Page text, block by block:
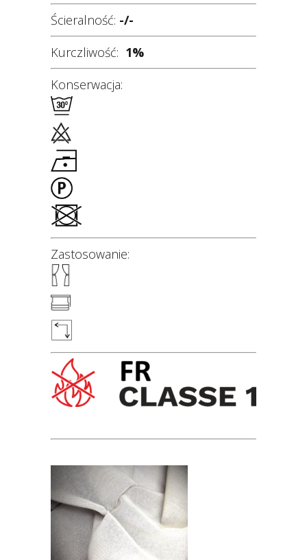
Ścieralność: -/-
Kurczliwość: 1%
Konserwacja:
Zastosowanie: